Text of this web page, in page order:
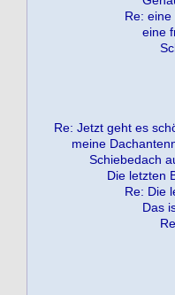
Re:
eine
Re: Jetzt geht es
meine
Schiebedach
Die letzten
Re: Die
Das